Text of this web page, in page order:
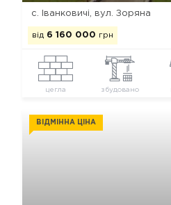
с. Іванковичі, вул. Зоряна
від 6 160 000 грн
цегла збудовано
ВІДМІННА ЦІНА